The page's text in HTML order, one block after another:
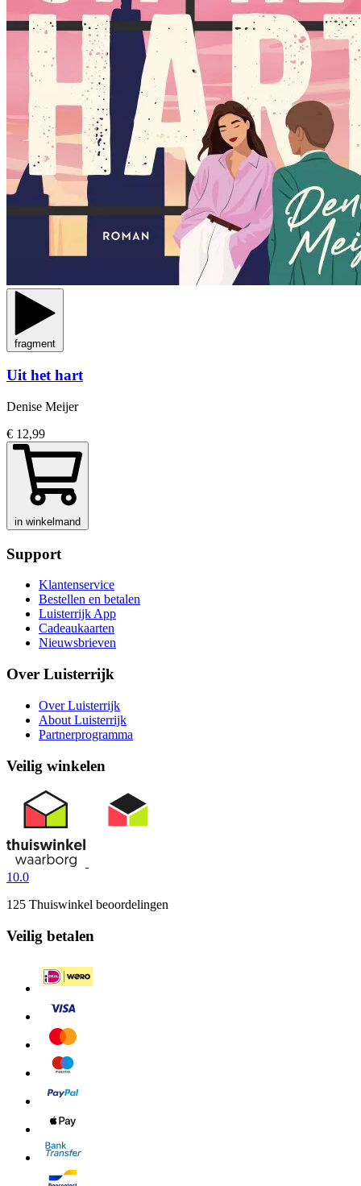
fragment
Uit het hart
Denise Meijer
€ 12,99
in winkelmand
Support
Klantenservice
Bestellen en betalen
Luisterrijk App
Cadeaukaarten
Nieuwsbrieven
Over Luisterrijk
Over Luisterrijk
About Luisterrijk
Partnerprogramma
Veilig winkelen
10.0
125 Thuiswinkel beoordelingen
Veilig betalen